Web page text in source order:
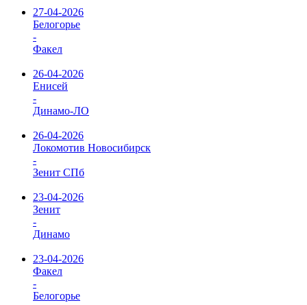
27-04-2026
Белогорье
-
Факел
26-04-2026
Енисей
-
Динамо-ЛО
26-04-2026
Локомотив Новосибирск
-
Зенит СПб
23-04-2026
Зенит
-
Динамо
23-04-2026
Факел
-
Белогорье